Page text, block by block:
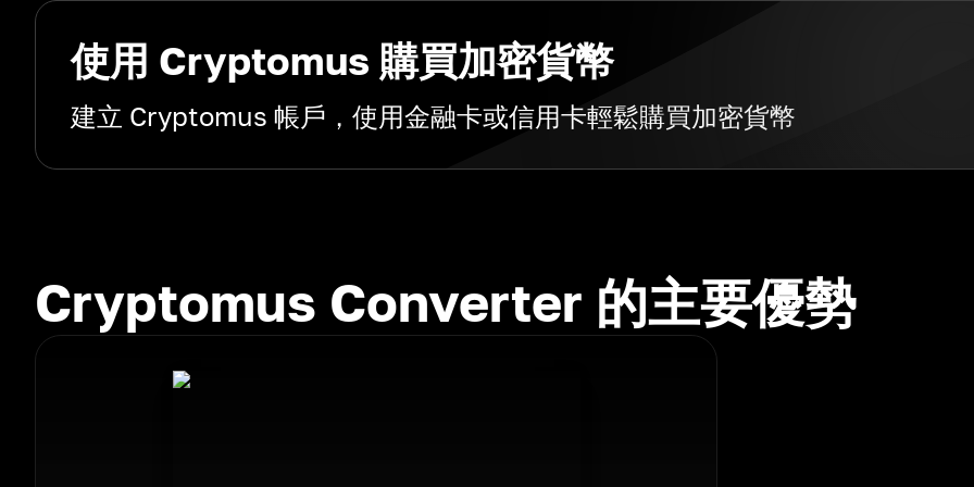
使用 Cryptomus 購買加密貨幣
建立 Cryptomus 帳戶，使用金融卡或信用卡輕鬆購買加密貨幣
Cryptomus Converter 的主要優勢